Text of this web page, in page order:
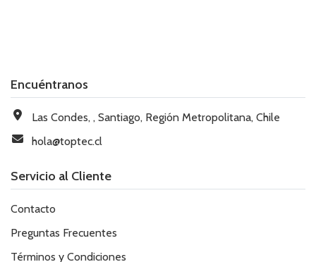
Encuéntranos
Las Condes, , Santiago, Región Metropolitana, Chile
hola@toptec.cl
Servicio al Cliente
Contacto
Preguntas Frecuentes
Términos y Condiciones